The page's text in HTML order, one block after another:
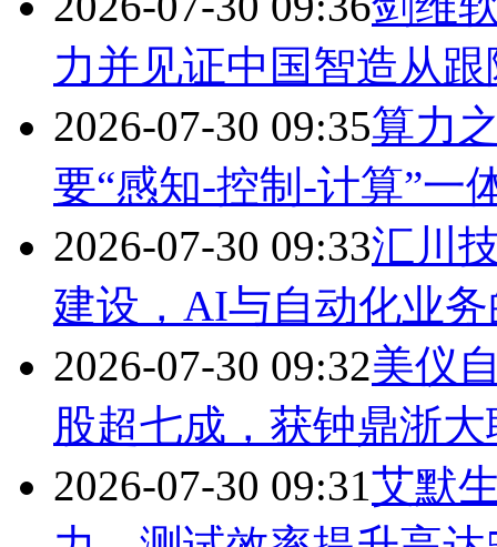
力并见证中国智造从
2026-07-30 09:35算力
要“感知-控制-计算”一
2026-07-30 09:33汇川
建设，AI与自动化业
2026-07-30 09:32美仪
股超七成，获钟鼎浙
2026-07-30 09:31艾默